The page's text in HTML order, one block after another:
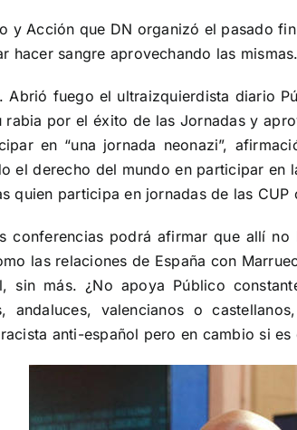
y Acción que DN organizó el pasado
hacer sangre aprovechando las mismas.
Abrió fuego el ultraizquierdista diario
rabia por el éxito de las Jornadas y
en “una jornada neonazi”,
el derecho del mundo en participar
quien participa en jornadas de las
conferencias podrá afirmar que allí
las relaciones de España con
sin más. ¿No apoya Público
andaluces, valencianos o
anti-español pero en cambio si